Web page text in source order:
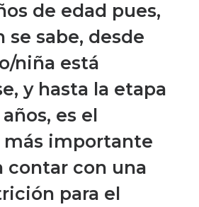
de edad pues,
se sabe, desde
niña está
y hasta la etapa
es el
importante
contar con una
para el